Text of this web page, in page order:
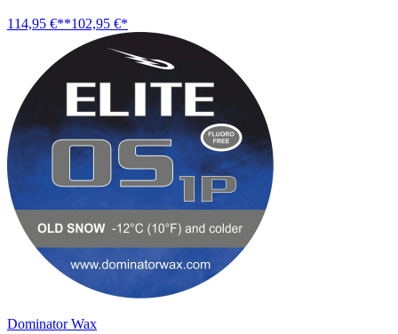
114,95 €**102,95 €*
Dominator Wax